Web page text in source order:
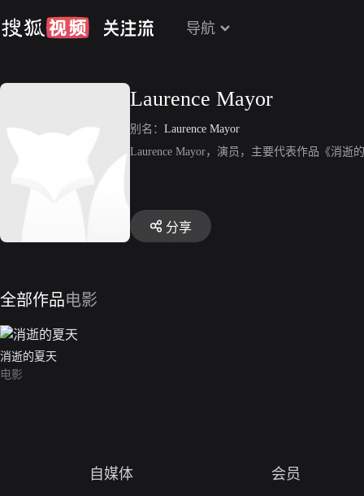
导航
Laurence Mayor
别名： Laurence Mayor
Laurence Mayor，演员，主要代表作品《消逝
分享
全部作品电影
消逝的夏天
电影
自媒体 会员